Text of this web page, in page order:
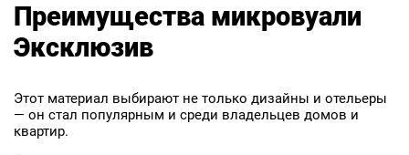
Преимущества микровуали
Эксклюзив
Этот материал выбирают не только дизайны и отельеры
— он стал популярным и среди владельцев домов и
квартир.